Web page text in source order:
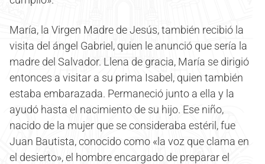
María, la Virgen Madre de Jesús, también recibió la
visita del ángel Gabriel, quien le anunció que sería la
madre del Salvador. Llena de gracia, María se dirigió
entonces a visitar a su prima Isabel, quien también
estaba embarazada. Permaneció junto a ella y la
ayudó hasta el nacimiento de su hijo. Ese niño,
nacido de la mujer que se consideraba estéril, fue
Juan Bautista, conocido como «la voz que clama en
el desierto», el hombre encargado de preparar el